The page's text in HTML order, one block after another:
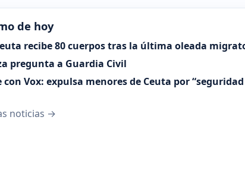
de hoy
recibe 80 cuerpos tras la última oleada
pregunta a Guardia Civil
con Vox: expulsa menores de Ceuta por “seguridad
noticias →